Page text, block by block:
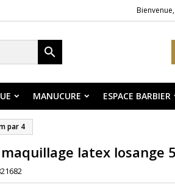
Bienvenue,

MANUCURE ESPACE BARBIER
par 4
maquillage latex losange